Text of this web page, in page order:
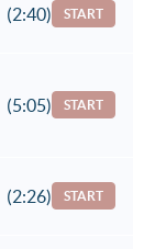
(2:40) START
(5:05) START
(2:26) START